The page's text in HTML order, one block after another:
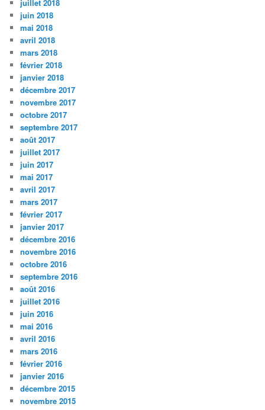
juillet 2018
juin 2018
mai 2018
avril 2018
mars 2018
février 2018
janvier 2018
décembre 2017
novembre 2017
octobre 2017
septembre 2017
août 2017
juillet 2017
juin 2017
mai 2017
avril 2017
mars 2017
février 2017
janvier 2017
décembre 2016
novembre 2016
octobre 2016
septembre 2016
août 2016
juillet 2016
juin 2016
mai 2016
avril 2016
mars 2016
février 2016
janvier 2016
décembre 2015
novembre 2015